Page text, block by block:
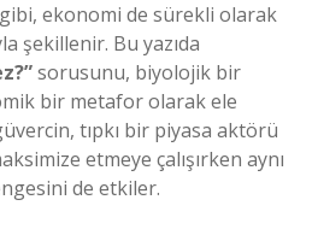
ekonomi de sürekli olarak
şekillenir. Bu yazıda
sorusunu, biyolojik bir
bir metafor olarak ele
tıpkı bir piyasa aktörü
etmeye çalışırken aynı
de etkiler.